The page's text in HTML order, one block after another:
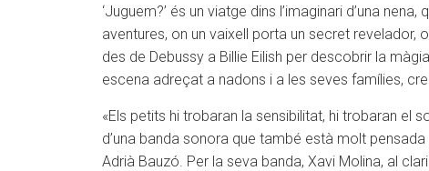
‘Juguem?’ és un viatge dins l’imaginari d’una
aventures, on un vaixell porta un secret
des de Debussy a Billie Eilish per descobrir la
escena adreçat a nadons i a les seves famílies,
«Els petits hi trobaran la sensibilitat, hi trobaran el
d’una banda sonora que també està molt
Adrià Bauzó. Per la seva banda, Xavi Molina, al